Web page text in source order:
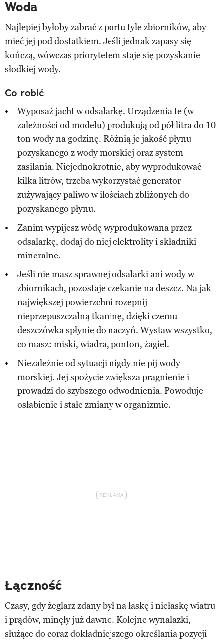
Woda
Najlepiej byłoby zabrać z portu tyle zbiorników, aby
mieć jej pod dostatkiem. Jeśli jednak zapasy się
kończą, wówczas priorytetem staje się pozyskanie
słodkiej wody.
Co robić
Wyposaż jacht w odsalarkę. Urządzenia te (w
zależności od modelu) produkują od pół litra do 10
ton wody na godzinę. Różnią je jakość płynu
pozyskanego z wody morskiej oraz system
zasilania. Niejednokrotnie, aby wyprodukować
kilka litrów, trzeba wykorzystać generator
zużywający paliwo w ilościach zbliżonych do
pozyskanego płynu.
Zanim wypijesz wódę wyprodukowana przez
odsalarkę, dodaj do niej elektrolity i składniki
mineralne.
Jeśli nie masz sprawnej odsalarki ani wody w
zbiornikach, pozostaje czekanie na deszcz. Na jak
największej powierzchni rozepnij
nieprzepuszczalną tkaninę, dzięki czemu
deszczówka spłynie do naczyń. Wystaw wszystko,
co masz: miski, wiadra, ponton, żagiel.
Niezależnie od sytuacji nigdy nie pij wody
morskiej. Jej spożycie zwiększa pragnienie i
prowadzi do szybszego odwodnienia. Powoduje
osłabienie i stałe zmiany w organizmie.
Łączność
Czasy, gdy żeglarz zdany był na łaskę i niełaskę wiatru
i prądów, minęły już dawno. Kolejne wynalazki,
służące do coraz dokładniejszego określania pozycji